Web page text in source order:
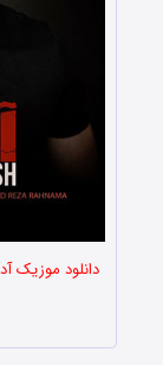
دانلود موزیک